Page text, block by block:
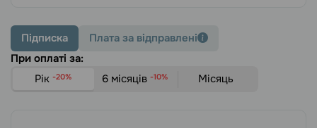
Підписка
Плата за відправлені
При оплаті за:
Рік-20% 6 місяців -10% Місяць